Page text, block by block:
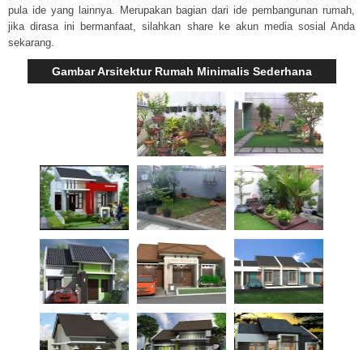
pula ide yang lainnya. Merupakan bagian dari ide pembangunan rumah,
jika dirasa ini bermanfaat, silahkan share ke akun media sosial Anda
sekarang.
Gambar Arsitektur Rumah Minimalis Sederhana